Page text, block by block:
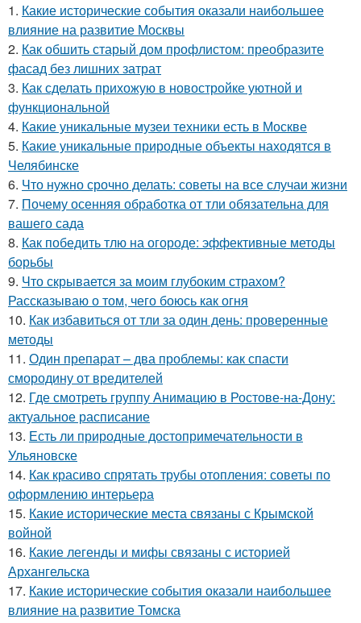
1. Какие исторические события оказали наибольшее
влияние на развитие Москвы
2. Как обшить старый дом профлистом: преобразите
фасад без лишних затрат
3. Как сделать прихожую в новостройке уютной и
функциональной
4. Какие уникальные музеи техники есть в Москве
5. Какие уникальные природные объекты находятся в
Челябинске
6. Что нужно срочно делать: советы на все случаи жизни
7. Почему осенняя обработка от тли обязательна для
вашего сада
8. Как победить тлю на огороде: эффективные методы
борьбы
9. Что скрывается за моим глубоким страхом?
Рассказываю о том, чего боюсь как огня
10. Как избавиться от тли за один день: проверенные
методы
11. Один препарат – два проблемы: как спасти
смородину от вредителей
12. Где смотреть группу Анимацию в Ростове-на-Дону:
актуальное расписание
13. Есть ли природные достопримечательности в
Ульяновске
14. Как красиво спрятать трубы отопления: советы по
оформлению интерьера
15. Какие исторические места связаны с Крымской
войной
16. Какие легенды и мифы связаны с историей
Архангельска
17. Какие исторические события оказали наибольшее
влияние на развитие Томска